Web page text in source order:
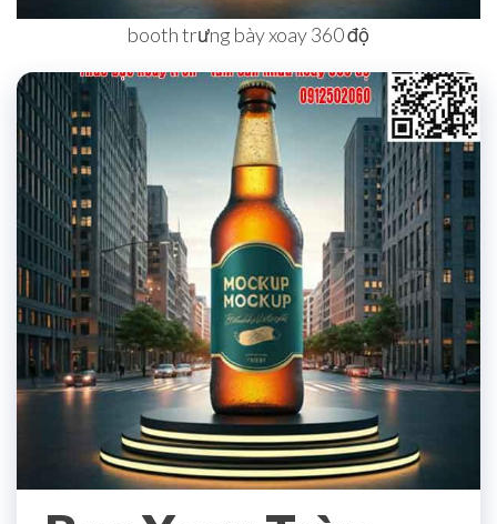
booth trưng bày xoay 360 độ